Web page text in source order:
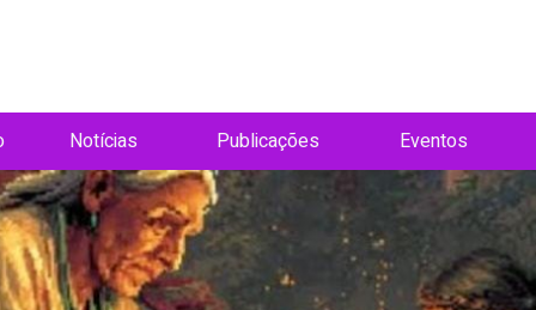
Notícias Publicações Eventos